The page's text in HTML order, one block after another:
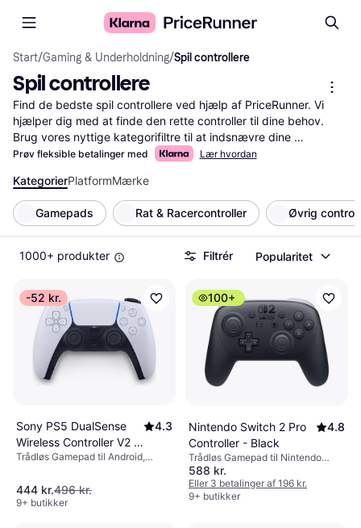
Start/Gaming & Underholdning/Spil controllere
Spil controllere
Find de bedste spil controllere ved hjælp af PriceRunner. Vi
hjælper dig med at finde den rette controller til dine behov.
Brug vores nyttige kategorifiltre til at indsnævre dine
muligheder. Du kan filtrere efter mærke, pris, kompatibilitet og
erfaringer med produkterne. Vores tjeneste gør det nemt for
dig at finde præcis det, du leder efter. Uanset om du spiller på
PC, konsol eller mobil, kan du finde en controller, der passer til
dine krav. Gør din søgning enkel og effektiv med vores
værktøjer. Vi guider dig gennem processen og hjælper dig med
at træffe den rigtige beslutning
Mere om spil controllere »
Prøv fleksible betalinger med Lær hvordan
KategorierPlatformMærke
Gamepads Rat & Racercontroller Øvrig
1000+ produkter Filtrér Popularitet
-52 kr.
Sony PS5 DualSense
Wireless Controller V2 -
White/Black
4.3
Trådløs Gamepad til Android,
444 kr.496 kr.
9+ butikker
100+
Nintendo Switch 2 Pro
Controller - Black
4.8
Trådløs Gamepad til Nintendo
Switch 2
588 kr.
Eller 3 betalinger af 196 kr.
9+ butikker